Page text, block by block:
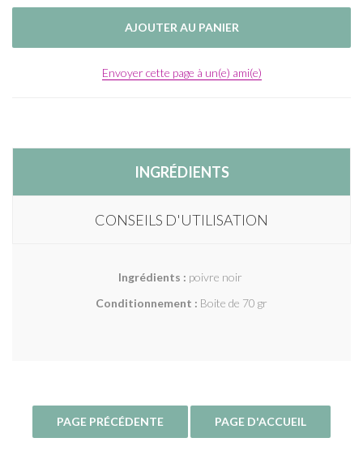
Envoyer cette page à un(e) ami(e)
INGRÉDIENTS
CONSEILS D'UTILISATION
Ingrédients : poivre noir
Conditionnement : Boite de 70 gr